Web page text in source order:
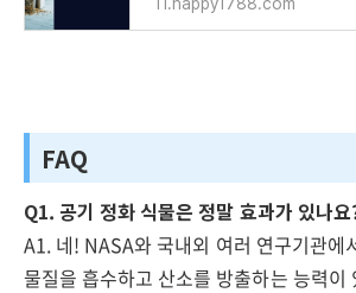
FAQ
Q1. 공기 정화 식물은 정말 효과가 있나요
A1. 네! NASA와 국내외 여러 연구기관에
물질을 흡수하고 산소를 방출하는 능력이